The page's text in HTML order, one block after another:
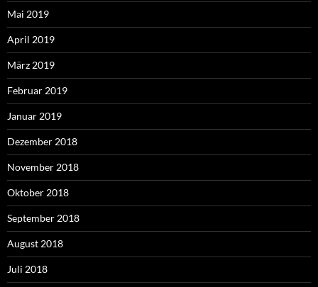
Mai 2019
April 2019
März 2019
Februar 2019
Januar 2019
Dezember 2018
November 2018
Oktober 2018
September 2018
August 2018
Juli 2018